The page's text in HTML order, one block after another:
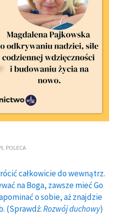
POLECA
całkowicie do wewnątrz.
na Boga, zawsze mieć Go
o sobie, aż znajdzie
(Sprawdź:Rozwój duchowy)